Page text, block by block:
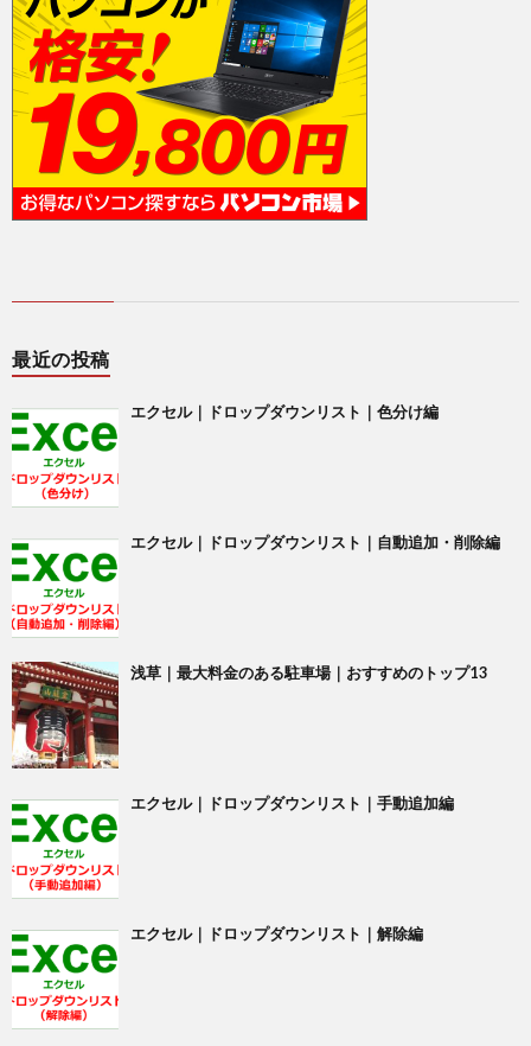
最近の投稿
エクセル｜ドロップダウンリスト｜色分け編
エクセル｜ドロップダウンリスト｜自動追加・削除編
浅草｜最大料金のある駐車場｜おすすめのトップ13
エクセル｜ドロップダウンリスト｜手動追加編
エクセル｜ドロップダウンリスト｜解除編